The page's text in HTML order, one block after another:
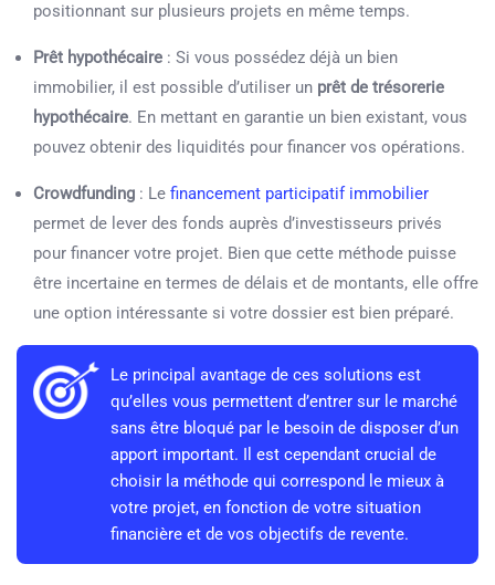
positionnant sur plusieurs projets en même temps.
Prêt hypothécaire : Si vous possédez déjà un bien
immobilier, il est possible d’utiliser un prêt de trésorerie
hypothécaire. En mettant en garantie un bien existant, vous
pouvez obtenir des liquidités pour financer vos opérations.
Crowdfunding : Le financement participatif immobilier
permet de lever des fonds auprès d’investisseurs privés
pour financer votre projet. Bien que cette méthode puisse
être incertaine en termes de délais et de montants, elle offre
une option intéressante si votre dossier est bien préparé.
Le principal avantage de ces solutions est
qu’elles vous permettent d’entrer sur le marché
sans être bloqué par le besoin de disposer d’un
apport important. Il est cependant crucial de
choisir la méthode qui correspond le mieux à
votre projet, en fonction de votre situation
financière et de vos objectifs de revente.